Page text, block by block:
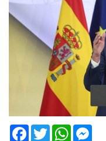
FacebookTwitter WhatsApp